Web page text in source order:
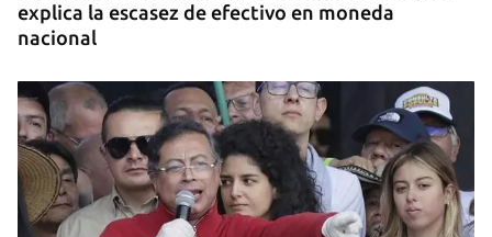
explica la escasez de efectivo en moneda
nacional